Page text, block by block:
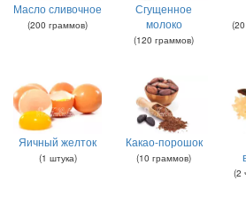
Масло сливочное
(200 граммов)
Сгущенное
молоко
(120 граммов)
(20
Яичный желток
(1 штука)
Какао-порошок
(10 граммов)
(2